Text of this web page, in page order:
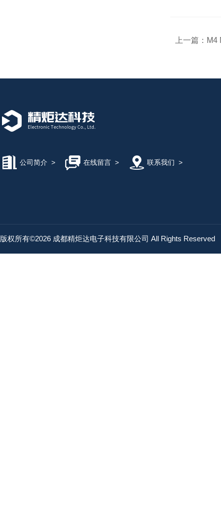
上一篇： M4
公司简介 > 在线留言> 联系我们 >
版权所有©2026 成都精炬达电子科技有限公司 All Rights Reserved